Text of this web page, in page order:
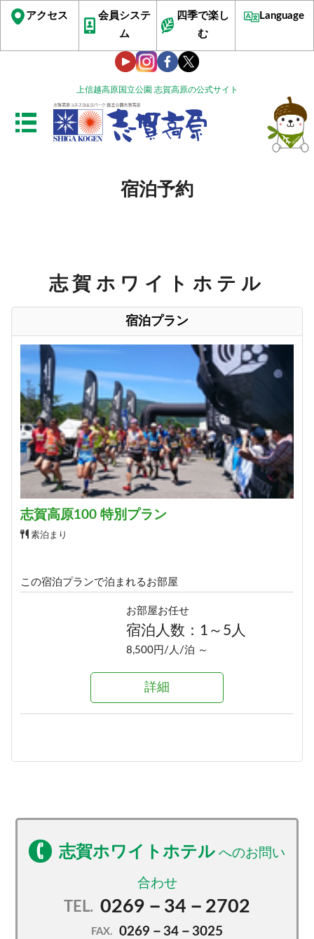
上信越高原国立公園 志賀高原の公式サイト
アクセス
会員システ
ム
四季で楽し
む
Language
宿泊予約
志賀ホワイトホテル
宿泊プラン
志賀高原100 特別プラン
素泊まり
この宿泊プランで泊まれるお部屋
お部屋お任せ
宿泊人数：1～5人
8,500円/人/泊 ～
詳細
志賀ホワイトホテル
TEL. 0269－34－2702
FAX. 0269－34－3025